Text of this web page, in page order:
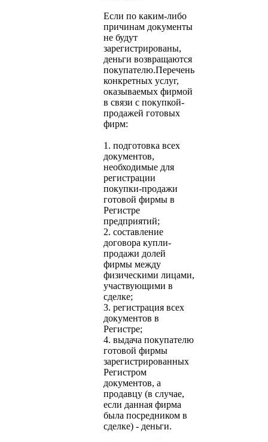
Если по каким-либо
причинам документы
не будут
зарегистрированы,
деньги возвращаются
покупателю.Перечень
конкретных услуг,
оказываемых фирмой
в связи с покупкой-
продажей готовых
фирм:
1. подготовка всех
документов,
необходимые для
регистрации
покупки-продажи
готовой фирмы в
Регистре
предприятий;
2. составление
договора купли-
продажи долей
фирмы между
физическими лицами,
участвующими в
сделке;
3. регистрация всех
документов в
Регистре;
4. выдача покупателю
готовой фирмы
зарегистрированных
Регистром
документов, а
продавцу (в случае,
если данная фирма
была посредником в
сделке) - деньги.